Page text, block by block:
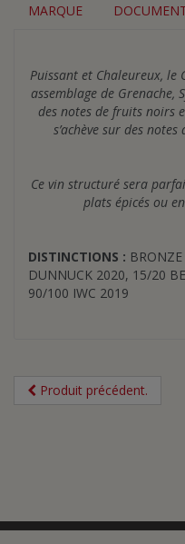
MARQUE
Puissant et Chaleureux, le
assemblage de Grenache,
des notes de fruits noirs
s’achève sur des
Ce vin structuré sera
plats épicés ou
DISTINCTIONS :
DUNNUCK 2020, 15/20
90/100 IWC 2019
Produit précédent.